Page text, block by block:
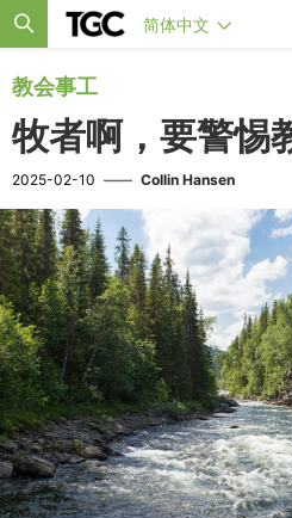
简体中文
教会事工
牧者啊，要警惕
2025-02-10 —— Collin Hansen